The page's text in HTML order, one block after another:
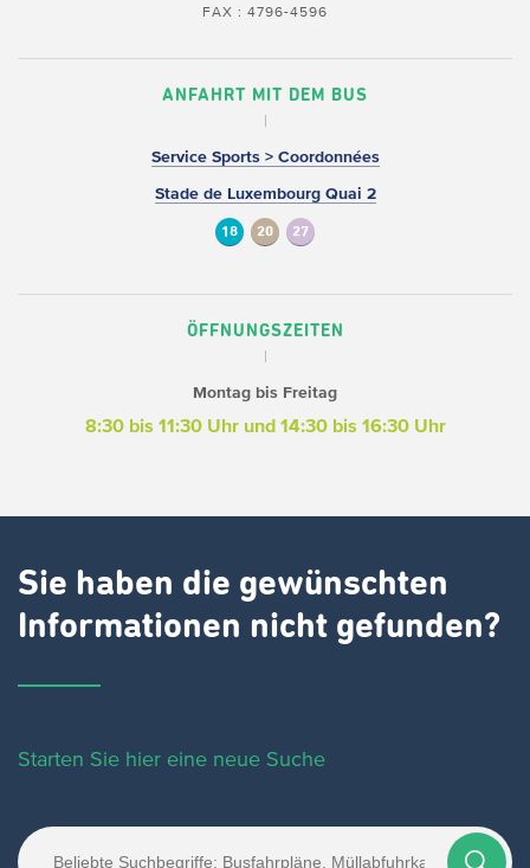
FAX : 4796-4596
ANFAHRT MIT DEM BUS
Service Sports > Coordonnées
Stade de Luxembourg Quai 2
18 20 27
ÖFFNUNGSZEITEN
Montag bis Freitag
8:30 bis 11:30 Uhr und 14:30 bis 16:30 Uhr
Sie haben die gewünschten
Informationen nicht gefunden?
Starten Sie hier eine neue Suche